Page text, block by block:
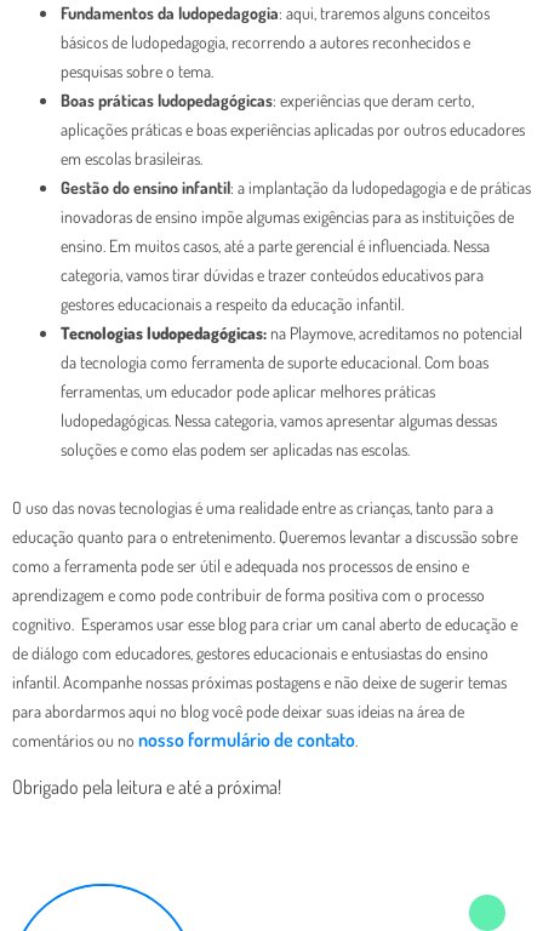
Fundamentos da ludopedagogia: aqui, traremos alguns conceitos
básicos de ludopedagogia, recorrendo a autores reconhecidos e
pesquisas sobre o tema.
Boas práticas ludopedagógicas: experiências que deram certo,
aplicações práticas e boas experiências aplicadas por outros educadores
em escolas brasileiras.
Gestão do ensino infantil: a implantação da ludopedagogia e de práticas
inovadoras de ensino impõe algumas exigências para as instituições de
ensino. Em muitos casos, até a parte gerencial é influenciada. Nessa
categoria, vamos tirar dúvidas e trazer conteúdos educativos para
gestores educacionais a respeito da educação infantil.
Tecnologias ludopedagógicas: na Playmove, acreditamos no potencial
da tecnologia como ferramenta de suporte educacional. Com boas
ferramentas, um educador pode aplicar melhores práticas
ludopedagógicas. Nessa categoria, vamos apresentar algumas dessas
soluções e como elas podem ser aplicadas nas escolas.
O uso das novas tecnologias é uma realidade entre as crianças, tanto para a
educação quanto para o entretenimento. Queremos levantar a discussão sobre
como a ferramenta pode ser útil e adequada nos processos de ensino e
aprendizagem e como pode contribuir de forma positiva com o processo
cognitivo. Esperamos usar esse blog para criar um canal aberto de educação e
de diálogo com educadores, gestores educacionais e entusiastas do ensino
infantil. Acompanhe nossas próximas postagens e não deixe de sugerir temas
para abordarmos aqui no blog você pode deixar suas ideias na área de
comentários ou no nosso formulário de contato
Obrigado pela leitura e até a próxima!